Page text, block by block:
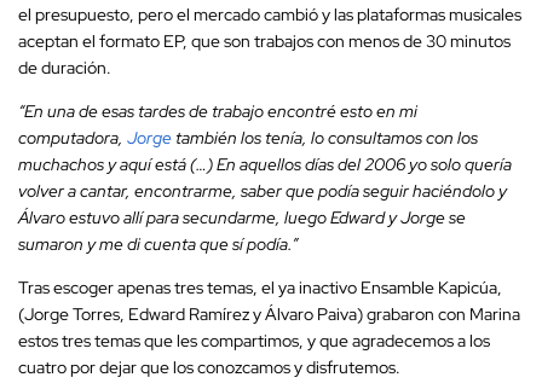
el presupuesto, pero el mercado cambió y las plataformas musicales
aceptan el formato EP, que son trabajos con menos de 30 minutos
de duración.
“En una de esas tardes de trabajo encontré esto en mi
computadora, Jorgetambién los tenía, lo consultamos con los
muchachos y aquí está (…) En aquellos días del 2006 yo solo quería
volver a cantar, encontrarme, saber que podía seguir haciéndolo y
Álvaro estuvo allí para secundarme, luego Edward y Jorge se
sumaron y me di cuenta que sí podía.”
Tras escoger apenas tres temas, el ya inactivo Ensamble Kapicúa,
(Jorge Torres, Edward Ramírez y Álvaro Paiva) grabaron con Marina
estos tres temas que les compartimos, y que agradecemos a los
cuatro por dejar que los conozcamos y disfrutemos.